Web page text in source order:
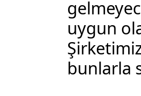
uygun
bunlarla